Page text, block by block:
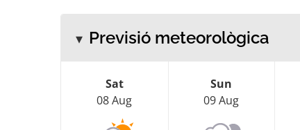
Previsió meteorològica
Sat
08 Aug
Sun
09 Aug